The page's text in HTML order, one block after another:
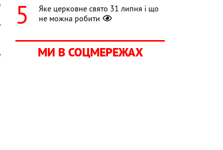
Яке церковне свято 31 липня і що
не можна робити
МИ В СОЦМЕРЕЖАХ